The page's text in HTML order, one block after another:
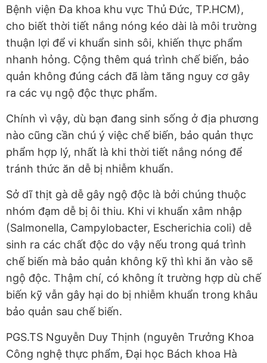
Bệnh viện Đa khoa khu vực Thủ Đức, TP.HCM),
cho biết thời tiết nắng nóng kéo dài là môi trường
thuận lợi để vi khuẩn sinh sôi, khiến thực phẩm
nhanh hỏng. Cộng thêm quá trình chế biến, bảo
quản không đúng cách đã làm tăng nguy cơ gây
ra các vụ ngộ độc thực phẩm.
Chính vì vậy, dù bạn đang sinh sống ở địa phương
nào cũng cần chú ý việc chế biến, bảo quản thực
phẩm hợp lý, nhất là khi thời tiết nắng nóng để
tránh thức ăn dễ bị nhiễm khuẩn.
Sở dĩ thịt gà dễ gây ngộ độc là bởi chúng thuộc
nhóm đạm dễ bị ôi thiu. Khi vi khuẩn xâm nhập
(Salmonella, Campylobacter, Escherichia coli) dễ
sinh ra các chất độc do vậy nếu trong quá trình
chế biến mà bảo quản không kỹ thì khi ăn vào sẽ
ngộ độc. Thậm chí, có không ít trường hợp dù chế
biến kỹ vẫn gây hại do bị nhiễm khuẩn trong khâu
bảo quản sau chế biến.
PGS.TS Nguyễn Duy Thịnh (nguyên Trưởng Khoa
Công nghệ thực phẩm, Đại học Bách khoa Hà